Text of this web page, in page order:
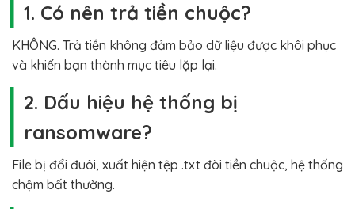
1. Có nên trả tiền chuộc?
KHÔNG. Trả tiền không đảm bảo dữ liệu được khôi phục
và khiến bạn thành mục tiêu lặp lại.
2. Dấu hiệu hệ thống bị
ransomware?
File bị đổi đuôi, xuất hiện tệp .txt đòi tiền chuộc, hệ thống
chậm bất thường.